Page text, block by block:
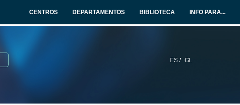
CENTROS DEPARTAMENTOS BIBLIOTECA INFO PARA...
ES / GL
30 de out. de 2019